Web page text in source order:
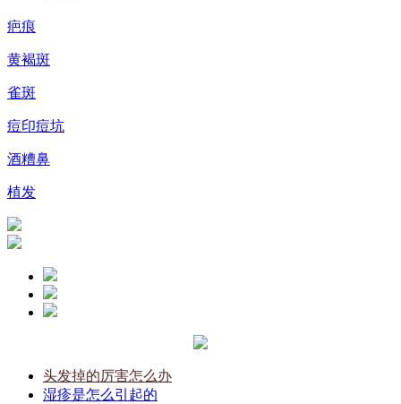
疤痕
黄褐斑
雀斑
痘印痘坑
酒糟鼻
植发
头发掉的厉害怎么办
湿疹是怎么引起的